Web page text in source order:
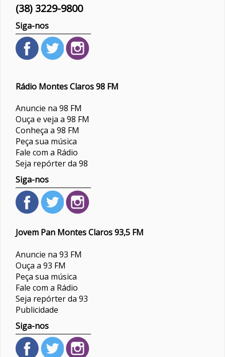
(38) 3229-9800
Siga-nos
Rádio Montes Claros 98 FM
Anuncie na 98 FM
Ouça e veja a 98 FM
Conheça a 98 FM
Peça sua música
Fale com a Rádio
Seja repórter da 98
Siga-nos
Jovem Pan Montes Claros 93,5 FM
Anuncie na 93 FM
Ouça a 93 FM
Peça sua música
Fale com a Rádio
Seja repórter da 93
Publicidade
Siga-nos